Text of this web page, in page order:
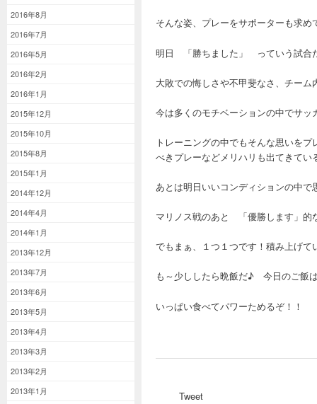
2016年8月
2016年7月
2016年5月
2016年2月
2016年1月
2015年12月
2015年10月
2015年8月
2015年1月
2014年12月
2014年4月
2014年1月
2013年12月
2013年7月
2013年6月
2013年5月
2013年4月
2013年3月
2013年2月
2013年1月
そんな姿、プレーをサポーターも求め
明日 「勝ちました」 っていう試合
大敗での悔しさや不甲斐なさ、チー
今は多くのモチベーションの中でサッ
トレーニングの中でもそんな思いを
べきプレーなどメリハリも出てきてい
あとは明日いいコンディションの中
マリノス戦のあと 「優勝します」的
でもまぁ、１つ１つです！積み上げ
も～少ししたら晩飯だ♪ 今日のご飯
いっぱい食べてパワーためるぞ！！
Tweet